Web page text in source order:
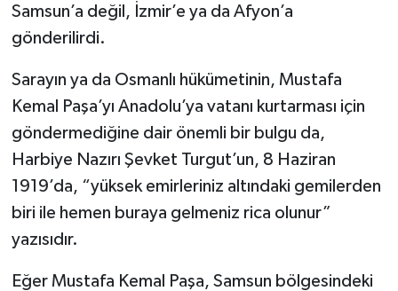
Samsun’a değil, İzmir’e ya da Afyon’a
gönderilirdi.
Sarayın ya da Osmanlı hükümetinin, Mustafa
Kemal Paşa’yı Anadolu’ya vatanı kurtarması için
göndermediğine dair önemli bir bulgu da,
Harbiye Nazırı Şevket Turgut’un, 8 Haziran
1919’da, “yüksek emirleriniz altındaki gemilerden
biri ile hemen buraya gelmeniz rica olunur”
yazısıdır.
Eğer Mustafa Kemal Paşa, Samsun bölgesindeki